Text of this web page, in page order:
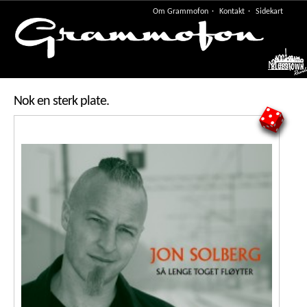
Om Grammofon Kontakt Sidekart
Meny
Nok en sterk plate.